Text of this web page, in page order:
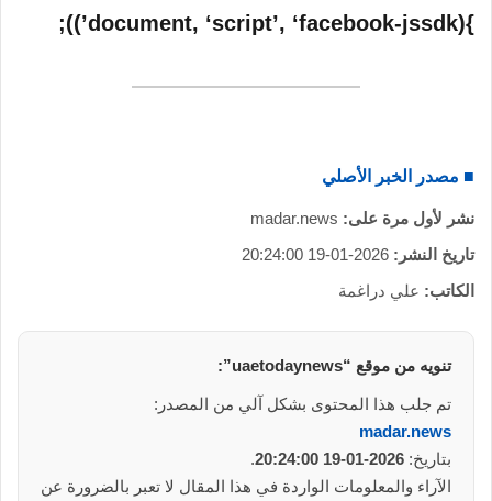
}(document, ‘script’, ‘facebook-jssdk’));
■ مصدر الخبر الأصلي
نشر لأول مرة على: madar.news
تاريخ النشر: 2026-01-19 20:24:00
الكاتب: علي دراغمة
تنويه من موقع “uaetodaynews”:
تم جلب هذا المحتوى بشكل آلي من المصدر:
madar.news
بتاريخ: 2026-01-19 20:24:00
.
الآراء والمعلومات الواردة في هذا المقال لا تعبر بالضرورة عن